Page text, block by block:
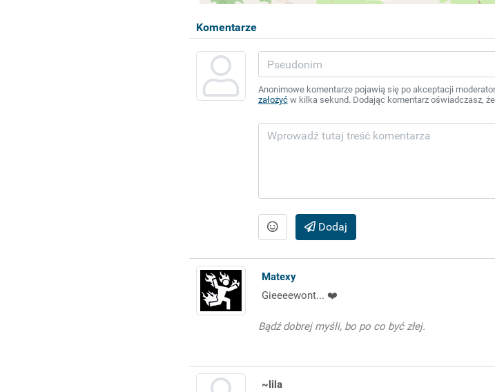
Komentarze
Anonimowe komentarze pojawią się po akceptacji
założyćw kilka sekund. Dodając komentarz oświadczasz,
Dodaj
Matexy
Gieeeewont... ❤️
Bądź dobrej myśli, bo po co być złej.
~lila